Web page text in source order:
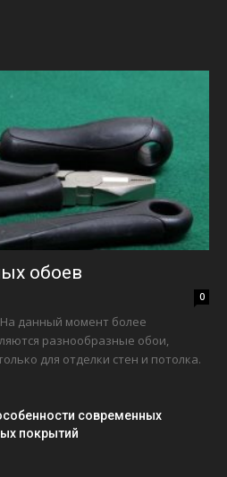
обоев
0
данный момент более
разнообразные обои,
для отделки стен и потолка.
современных
покрытий